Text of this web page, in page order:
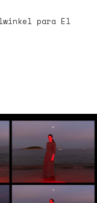
para El